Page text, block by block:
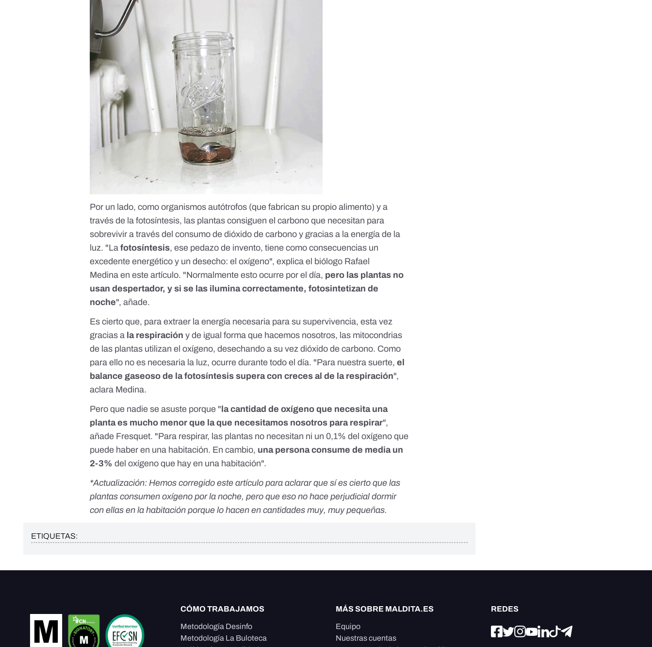
Por un lado, como organismos autótrofos (que fabrican su propio alimento) y a
través de la fotosíntesis, las plantas consiguen el carbono que necesitan para
sobrevivir a través del consumo de dióxido de carbono y gracias a la energía de la
luz. "Lafotosíntesis, ese pedazo de invento, tiene como consecuencias un
excedente energético y un desecho: el oxígeno", explica el biólogo Rafael
Medina en este artículo. "Normalmente esto ocurre por el día, pero las plantas no
usan despertador, y si se las ilumina correctamente, fotosintetizan de
noche", añade.
Es cierto que, para extraer la energía necesaria para su supervivencia, esta vez
gracias a la respiración y de igual forma que hacemos nosotros, las mitocondrias
de las plantas utilizan el oxígeno, desechando a su vez dióxido de carbono. Como
para ello no es necesaria la luz, ocurre durante todo el día. "Para nuestra suerte,el
balance gaseoso de la fotosíntesis supera con creces al de la respiración",
aclara Medina.
Pero que nadie se asuste porque " la cantidad de oxígeno que necesita una
planta es mucho menor que la que necesitamos nosotros para respirar",
añade Fresquet. "Para respirar, las plantas no necesitan ni un 0,1% del oxígeno que
puede haber en una habitación. En cambio, una persona consume de media un
2-3% del oxígeno que hay en una habitación".
*Actualización: Hemos corregido este artículo para aclarar que sí es cierto que las
plantas consumen oxígeno por la noche, pero que eso no hace perjudicial dormir
con ellas en la habitación porque lo hacen en cantidades muy, muy pequeñas.
ETIQUETAS:
CÓMO TRABAJAMOS
Metodología Desinfo
Metodología La Buloteca
MÁS SOBRE MALDITA.ES
Equipo
Nuestras cuentas
REDES